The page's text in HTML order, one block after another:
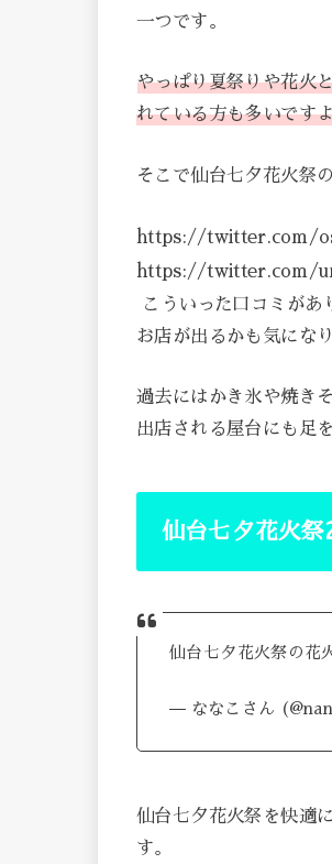
一つです。
やっぱり夏祭りや花火
れている方も多いです
そこで仙台七夕花火祭
https://twitter.com/
https://twitter.com/
こういった口コミが
お店が出るかも気にな
過去にはかき氷や焼き
出店される屋台にも足
仙台七夕花火祭
仙台七夕花火祭の花
— ななこさん
仙台七夕花火祭を快適
す。